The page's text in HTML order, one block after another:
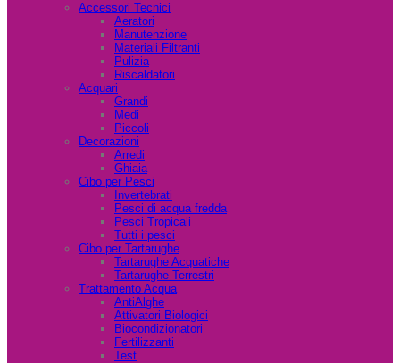
Accessori Tecnici
Aeratori
Manutenzione
Materiali Filtranti
Pulizia
Riscaldatori
Acquari
Grandi
Medi
Piccoli
Decorazioni
Arredi
Ghiaia
Cibo per Pesci
Invertebrati
Pesci di acqua fredda
Pesci Tropicali
Tutti i pesci
Cibo per Tartarughe
Tartarughe Acquatiche
Tartarughe Terrestri
Trattamento Acqua
AntiAlghe
Attivatori Biologici
Biocondizionatori
Fertilizzanti
Test